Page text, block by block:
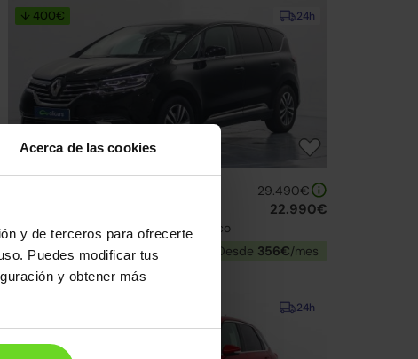
Acerca de las cookies
y de terceros para ofrecerte
Puedes modificar tus
y obtener más
24h
↓ 400€
2022 | 82.500km | 160CV | Automático
29.490€
22.990€
Diésel Desde 356€/mes
24h